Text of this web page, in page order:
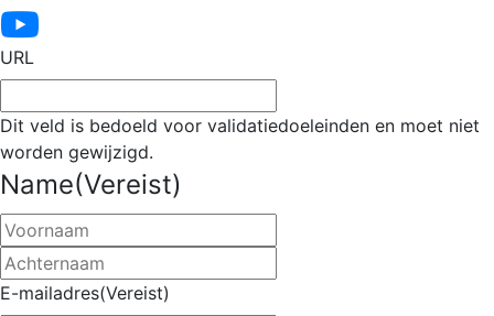
URL
Dit veld is bedoeld voor validatiedoeleinden en moet niet
worden gewijzigd.
Name(Vereist)
E-mailadres(Vereist)